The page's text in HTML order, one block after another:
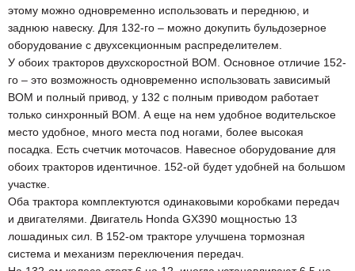
этому можно одновременно использовать и переднюю, и
заднюю навеску. Для 132-го – можно докупить бульдозерное
оборудование с двухсекционным распределителем.
У обоих тракторов двухскоростной ВОМ. Основное отличие 152-
го – это возможность одновременно использовать зависимый
ВОМ и полный привод, у 132 с полным приводом работает
только синхронный ВОМ. А еще на нем удобное водительское
место удобное, много места под ногами, более высокая
посадка. Есть счетчик моточасов. Навесное оборудование для
обоих тракторов идентичное. 152-ой будет удобней на большом
участке.
Оба трактора комплектуются одинаковыми коробками передач
и двигателями. Двигатель Honda GX390 мощностью 13
лошадиных сил. В 152-ом тракторе улучшена тормозная
система и механизм переключения передач.